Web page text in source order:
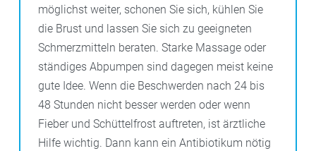
möglichst weiter, schonen Sie sich, kühlen Sie
die Brust und lassen Sie sich zu geeigneten
Schmerzmitteln beraten. Starke Massage oder
ständiges Abpumpen sind dagegen meist keine
gute Idee. Wenn die Beschwerden nach 24 bis
48 Stunden nicht besser werden oder wenn
Fieber und Schüttelfrost auftreten, ist ärztliche
Hilfe wichtig. Dann kann ein Antibiotikum nötig